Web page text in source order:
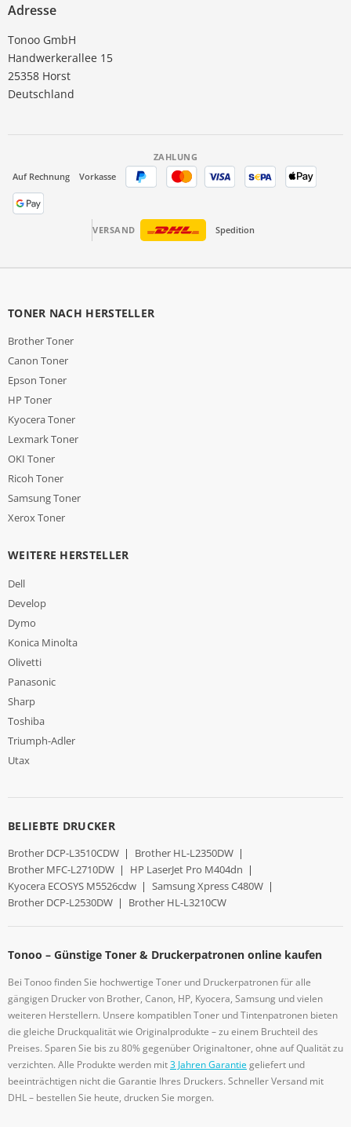
Adresse
Tonoo GmbH
Handwerkerallee 15
25358 Horst
Deutschland
ZAHLUNG
Auf Rechnung
Vorkasse
VERSAND Spedition
TONER NACH HERSTELLER
Brother Toner
Canon Toner
Epson Toner
HP Toner
Kyocera Toner
Lexmark Toner
OKI Toner
Ricoh Toner
Samsung Toner
Xerox Toner
WEITERE HERSTELLER
Dell
Develop
Dymo
Konica Minolta
Olivetti
Panasonic
Sharp
Toshiba
Triumph-Adler
Utax
BELIEBTE DRUCKER
Brother DCP-L3510CDW | Brother HL-L2350DW |
Brother MFC-L2710DW | HP LaserJet Pro M404dn |
Kyocera ECOSYS M5526cdw | Samsung Xpress C480W |
Brother DCP-L2530DW | Brother HL-L3210CW
Tonoo – Günstige Toner & Druckerpatronen online kaufen
Bei Tonoo finden Sie hochwertige Toner und Druckerpatronen für alle
gängigen Drucker von Brother, Canon, HP, Kyocera, Samsung und vielen
weiteren Herstellern. Unsere kompatiblen Toner und Tintenpatronen bieten
die gleiche Druckqualität wie Originalprodukte – zu einem Bruchteil des
Preises. Sparen Sie bis zu 80% gegenüber Originaltoner, ohne auf Qualität zu
verzichten. Alle Produkte werden mit3 Jahren Garantiegeliefert und
beeinträchtigen nicht die Garantie Ihres Druckers. Schneller Versand mit
DHL – bestellen Sie heute, drucken Sie morgen.